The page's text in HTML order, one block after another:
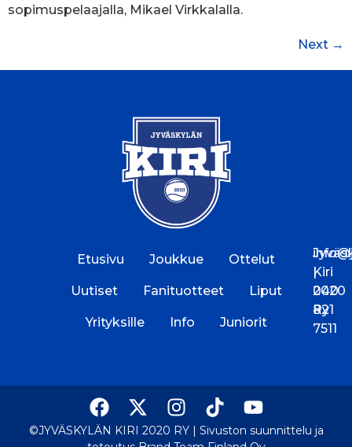
sopimuspelaajalla, Mikael Virkkalalla.
Next →
Etusivu Joukkue Ottelut
Uutiset Fanituotteet Liput
Yrityksille Info Juniorit
Kiri
2020
Ry
|
040
821
7511
©JYVÄSKYLÄN KIRI 2020 RY | Sivuston suunnittelu ja